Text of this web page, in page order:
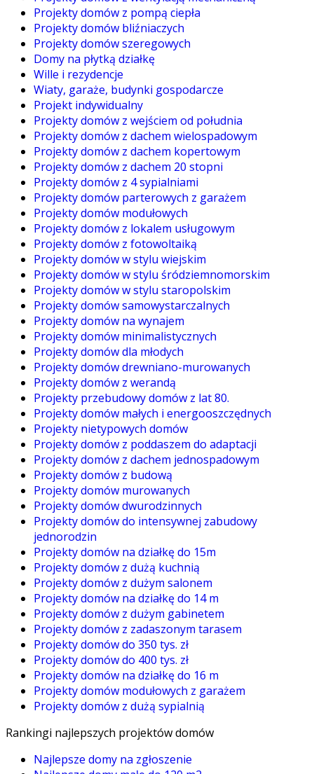
Projekty domów z pompą ciepła
Projekty domów bliźniaczych
Projekty domów szeregowych
Domy na płytką działkę
Wille i rezydencje
Wiaty, garaże, budynki gospodarcze
Projekt indywidualny
Projekty domów z wejściem od południa
Projekty domów z dachem wielospadowym
Projekty domów z dachem kopertowym
Projekty domów z dachem 20 stopni
Projekty domów z 4 sypialniami
Projekty domów parterowych z garażem
Projekty domów modułowych
Projekty domów z lokalem usługowym
Projekty domów z fotowoltaiką
Projekty domów w stylu wiejskim
Projekty domów w stylu śródziemnomorskim
Projekty domów w stylu staropolskim
Projekty domów samowystarczalnych
Projekty domów na wynajem
Projekty domów minimalistycznych
Projekty domów dla młodych
Projekty domów drewniano-murowanych
Projekty domów z werandą
Projekty przebudowy domów z lat 80.
Projekty domów małych i energooszczędnych
Projekty nietypowych domów
Projekty domów z poddaszem do adaptacji
Projekty domów z dachem jednospadowym
Projekty domów z budową
Projekty domów murowanych
Projekty domów dwurodzinnych
Projekty domów do intensywnej zabudowy
jednorodzin
Projekty domów na działkę do 15m
Projekty domów z dużą kuchnią
Projekty domów z dużym salonem
Projekty domów na działkę do 14 m
Projekty domów z dużym gabinetem
Projekty domów z zadaszonym tarasem
Projekty domów do 350 tys. zł
Projekty domów do 400 tys. zł
Projekty domów na działkę do 16 m
Projekty domów modułowych z garażem
Projekty domów z dużą sypialnią
Rankingi najlepszych projektów domów
Najlepsze domy na zgłoszenie